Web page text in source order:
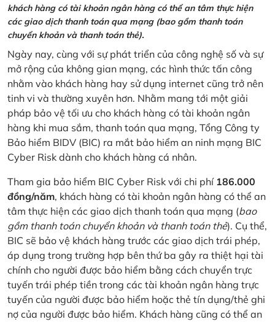
khách hàng có tài khoản ngân hàng có thể an tâm thực hiện
các giao dịch thanh toán qua mạng (bao gồm thanh toán
chuyển khoản và thanh toán thẻ).
Ngày nay, cùng với sự phát triển của công nghệ số và sự
mở rộng của không gian mạng, các hình thức tấn công
nhằm vào khách hàng hay sử dụng internet cũng trở nên
tinh vi và thường xuyên hơn. Nhằm mang tới một giải
pháp bảo vệ tối ưu cho khách hàng có tài khoản ngân
hàng khi mua sắm, thanh toán qua mạng, Tổng Công ty
Bảo hiểm BIDV (BIC) ra mắt bảo hiểm an ninh mạng BIC
Cyber Risk dành cho khách hàng cá nhân.
Tham gia bảo hiểm BIC Cyber Risk với chi phí 186.000
đồng/năm, khách hàng có tài khoản ngân hàng có thể an
tâm thực hiện các giao dịch thanh toán qua mạng (bao
gồm thanh toán chuyển khoản và thanh toán thẻ). Cụ thể,
BIC sẽ bảo vệ khách hàng trước các giao dịch trái phép,
áp dụng trong trường hợp bên thứ ba gây ra thiệt hại tài
chính cho người được bảo hiểm bằng cách chuyển trực
tuyến trái phép tiền trong các tài khoản ngân hàng trực
tuyến của người được bảo hiểm hoặc thẻ tín dụng/thẻ ghi
nợ của người được bảo hiểm. Khách hàng cũng có thể an